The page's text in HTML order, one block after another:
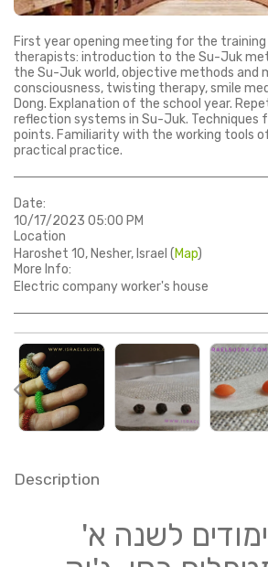
First year opening meeting for the
therapists: introduction to the Su-Juk
the Su-Juk world, objective methods and
consciousness, twisting therapy, smile
Dong. Explanation of the school year.
reflection systems in Su-Juk. Techniques
points. Familiarity with the working tools
practical practice.
Date:
10/17/2023 05:00 PM
Location
Haroshet 10, Nesher, Israel (Map)
More Info:
Electric company worker's house
Description
לשנה א'